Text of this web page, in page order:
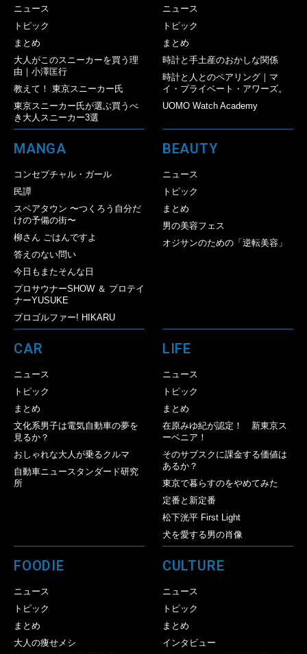
ニュース
トピック
まとめ
大人がこのスニーカーを買う理
由｜小澤匡行
教えて！ 東京スニーカー氏
東京スニーカー氏が選ぶ買うべ
き大人スニーカー3選
ニュース
トピック
まとめ
時計と手土産のおかしな関係
時計と人とのペアリング｜マ
イ・プライベート・アワーズ。
UOMO Watch Academy
MANGA
コンセプチャル・ガール
民譚
スペアタウン 〜つくろう自分だ
けの予備の街〜
柳さん ごはんですよ
答えのない問い
今日もまたそんな日
プロサウナーSHOW ＆ プロテイ
ナーYUSUKE
プロゴルファー! HIKARU
BEAUTY
ニュース
トピック
まとめ
男の美容フェス
オジサンのための「逆転美容」
CAR
ニュース
トピック
まとめ
文化系男子は電気自動車の夢を
見るか？
おしゃれな大人が乗るクルマ
自動車ニュースタンダード研究
所
LIFE
ニュース
トピック
まとめ
在原みゆ紀が認定！ 新東京ス
ーベニア！
そのサブスクに課金する価値は
あるか？
東京で暮らすのをやめてみた
定番と新定番
松下洸平 First Light
犬を愛する男の肖像
FOODIE
ニュース
トピック
まとめ
大人の痩せメシ
CULTURE
ニュース
トピック
まとめ
インタビュー